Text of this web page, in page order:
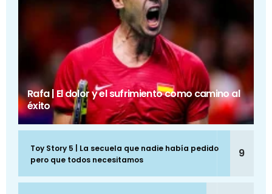
Rafa | El dolor y el sufrimiento como camino al
éxito
Toy Story 5 | La secuela que nadie había pedido
pero que todos necesitamos
9